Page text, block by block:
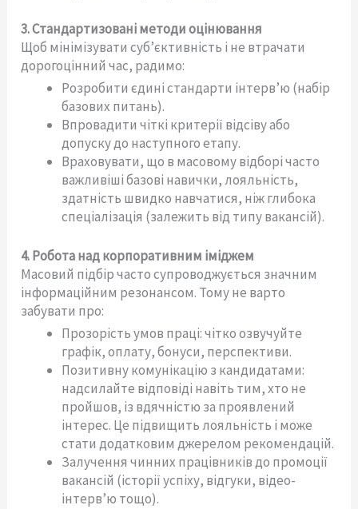
3. Стандартизовані методи оцінювання
Щоб мінімізувати суб’єктивність і не втрачати
дорогоцінний час, радимо:
Розробити єдині стандарти інтерв’ю (набір
базових питань).
Впровадити чіткі критерії відсіву або
допуску до наступного етапу.
Враховувати, що в масовому відборі часто
важливіші базові навички, лояльність,
здатність швидко навчатися, ніж глибока
спеціалізація (залежить від типу вакансій).
4. Робота над корпоративним іміджем
Масовий підбір часто супроводжується значним
інформаційним резонансом. Тому не варто
забувати про:
Прозорість умов праці: чітко озвучуйте
графік, оплату, бонуси, перспективи.
Позитивну комунікацію з кандидатами:
надсилайте відповіді навіть тим, хто не
пройшов, із вдячністю за проявлений
інтерес. Це підвищить лояльність і може
стати додатковим джерелом рекомендацій.
Залучення чинних працівників до промоції
вакансій (історії успіху, відгуки, відео-
інтерв’ю тощо).